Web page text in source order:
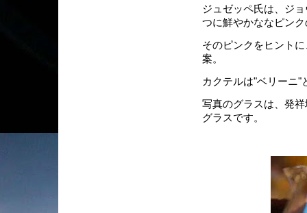
ジュゼッペ氏は、ジ
つに鮮やかななピン
そのピンクをヒント
案。
カクテルは"ベリーニ"
写真のグラスは、発
グラスです。